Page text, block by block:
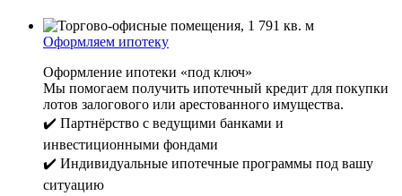
Оформляем ипотеку
Оформление ипотеки «под ключ»
Мы помогаем получить ипотечный кредит для покупки
лотов залогового или арестованного имущества.
✔️ Партнёрство с ведущими банками и
инвестиционными фондами
✔️ Индивидуальные ипотечные программы под вашу
ситуацию